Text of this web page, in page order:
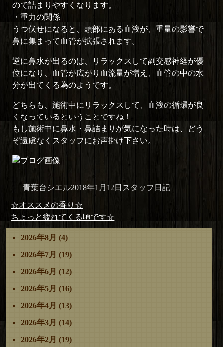
ので詰まりやすくなります。
・重力の関係
うつ伏せになると、頭部にある血液が、重量の影響で
鼻に集まって血管が拡張されます。
逆に鼻水が出るのは、リラックスして副交感神経が優
位になり、血管が広がり血流量が増え、血管の中の水
分が出てくる為のようです。
どちらも、施術中にリラックスして、血液の循環が良
くなっているということですね！
もし施術中に鼻水・鼻詰まりが気になった時は、どう
ぞ遠慮なくスタッフにお声掛け下さい。
投
者
青葉台シエル投
日:
2018年1月12日 カ
スタッフ日記
投
稿
ナ
ビ
ゲ
シ
ョ
前
の
投
稿:
☆オススメの香り☆
次
の
投
稿:
ちょっと疲れてくる頃です☆
2026年8月 (4)
2026年7月 (19)
2026年6月 (12)
2026年5月 (16)
2026年4月 (13)
2026年3月 (14)
2026年2月 (19)